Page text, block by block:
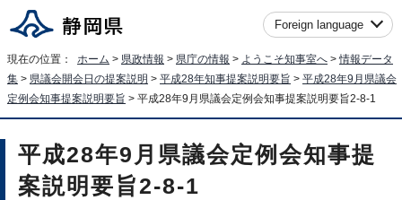
Foreign language
現在の位置： ホーム > 県政情報 > 県庁の情報 > ようこそ知事室へ >情報データ
集 > 県議会開会日の提案説明 > 平成28年知事提案説明要旨 > 平成28年9月県議会
定例会知事提案説明要旨 > 平成28年9月県議会定例会知事提案説明要旨2-8-1
平成28年9月県議会定例会知事提
案説明要旨2-8-1